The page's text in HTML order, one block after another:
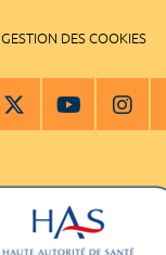
GESTION DES COOKIES